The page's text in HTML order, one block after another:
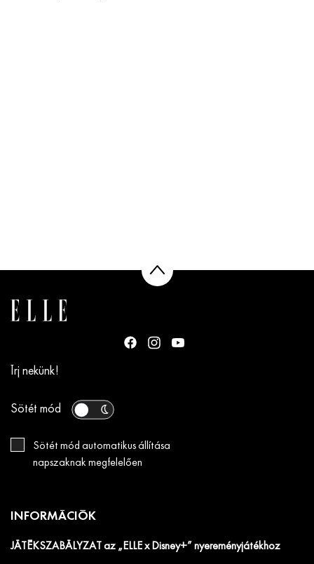
Írj nekünk!
Sötét mód
Sötét mód automatikus állítása
napszaknak megfelelően
INFORMÁCIÓK
JÁTÉKSZABÁLYZAT az „ELLE x Disney+” nyereményjátékhoz